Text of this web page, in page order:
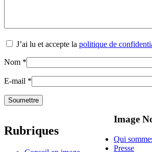
J’ai lu et accepte la politique de
Nom *
E-mail *
Rubriques
Image
Qui
Presse